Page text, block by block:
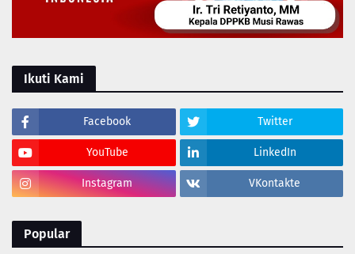
Ikuti Kami
Facebook Twitter
YouTube LinkedIn
Instagram VKontakte
Popular